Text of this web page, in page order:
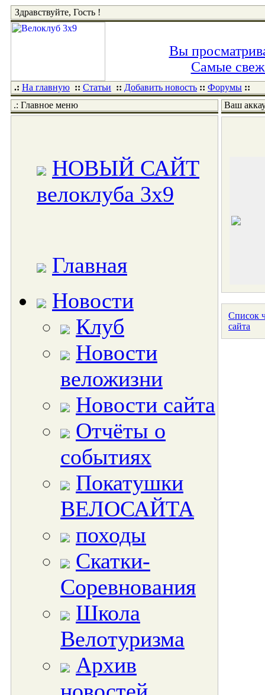
Здравствуйте, Гость !
Вы
Самые
.: На главную :: Статьи :: Добавить новость :: Форумы ::
.: Главное меню
НОВЫЙ САЙТ
велоклуба 3x9
Главная
Новости
Клуб
Новости
веложизни
Новости сайта
Отчёты о
событиях
Покатушки
ВЕЛОСАЙТА
походы
Скатки-
Соревнования
Школа
Велотуризма
Архив
Ваш
Список
сайта